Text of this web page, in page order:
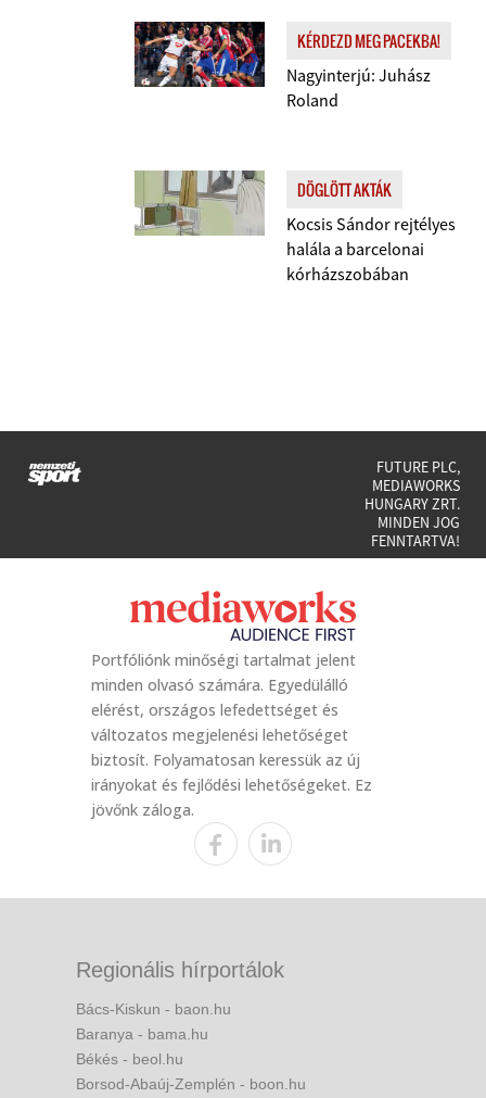
KÉRDEZD MEG PACEKBA!
Nagyinterjú: Juhász
Roland
DÖGLÖTT AKTÁK
Kocsis Sándor rejtélyes
halála a barcelonai
kórházszobában
FUTURE PLC,
MEDIAWORKS
HUNGARY ZRT.
MINDEN JOG
FENNTARTVA!
Portfóliónk minőségi tartalmat jelent
minden olvasó számára. Egyedülálló
elérést, országos lefedettséget és
változatos megjelenési lehetőséget
biztosít. Folyamatosan keressük az új
irányokat és fejlődési lehetőségeket. Ez
jövőnk záloga.
Regionális hírportálok
Bács-Kiskun - baon.hu
Baranya - bama.hu
Békés - beol.hu
Borsod-Abaúj-Zemplén - boon.hu